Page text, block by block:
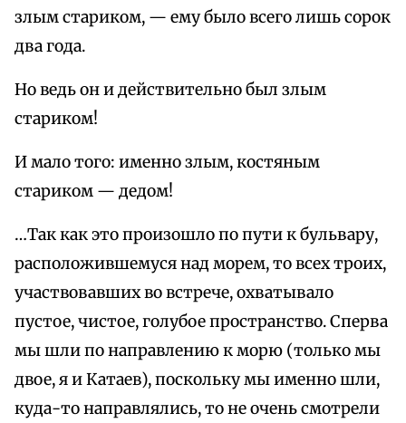
злым стариком, — ему было всего лишь сорок
два года.
Но ведь он и действительно был злым
стариком!
И мало того: именно злым, костяным
стариком — дедом!
…Так как это произошло по пути к бульвару,
расположившемуся над морем, то всех троих,
участвовавших во встрече, охватывало
пустое, чистое, голубое пространство. Сперва
мы шли по направлению к морю (только мы
двое, я и Катаев), поскольку мы именно шли,
куда-то направлялись, то не очень смотрели